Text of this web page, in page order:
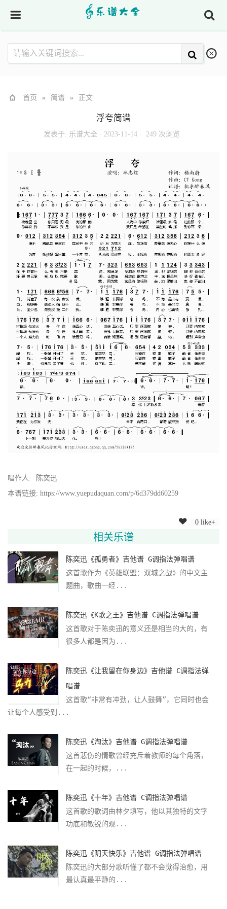
首页 » 简谱 » 正文
浮夸简谱
发表于: 乐谱大全· 2023-11-14 · 249 次浏览
唱作人:
陈奕迅
本谱链接: https://www.yuepudaquan.com/p/6d379dd60259
0 like+
相关乐谱
陈奕迅《孤勇者》吉他谱 G调指法弹唱谱
这首歌作为《英雄联盟：双城之战》的中文主
题曲，歌曲一经...
陈奕迅《K歌之王》吉他谱 C调指法弹唱谱
这首歌对于陈奕迅的意义还是相当的大的，有
很多人都是因为...
陈奕迅《让我留在你身边》吉他谱 C调指法弹
唱谱
这首歌“非常有冲劲，让人鼓舞”，它同时也会
让每个人感受到...
陈奕迅《淘汰》吉他谱 G调指法弹唱谱
这首悲伤的情歌曾经充斥着教师的每个角落，
在一起的时候，...
陈奕迅《十年》吉他谱 C调指法弹唱谱
这首歌的歌词由林夕填写，他以其独特的文字
功底和敏锐的观...
陈奕迅《阴天快乐》吉他谱 G调指法弹唱谱
陈奕迅的大部分歌听懂了都不会觉得治愈，用
最认真最平静的...